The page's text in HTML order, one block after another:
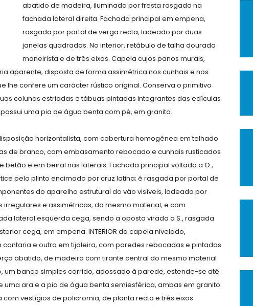
abatido de madeira, iluminada por fresta rasgada na
fachada lateral direita. Fachada principal em empena,
rasgada por portal de verga recta, ladeado por duas
janelas quadradas. No interior, retábulo de talha dourada
maneirista e de três eixos. Capela cujos panos murais,
aparente, disposta de forma assimétrica nos cunhais e nos
lhe confere um carácter rústico original. Conserva o primitivo
colunas estriadas e tábuas pintadas integrantes das edículas
uma pia de água benta com pé, em granito.
horizontalista, com cobertura homogénea em telhado
de branco, com embasamento rebocado e cunhais rusticados
e em beiral nas laterais. Fachada principal voltada a O.,
pelo plinto encimado por cruz latina; é rasgada por portal de
do aparelho estrutural do vão visíveis, ladeado por
e assimétricas, do mesmo material, e com
lateral esquerda cega, sendo a oposta virada a S., rasgada
cega, em empena. INTERIOR da capela nivelado,
e outro em tijoleira, com paredes rebocadas e pintadas
abatido, de madeira com tirante central do mesmo material
um banco simples corrido, adossado à parede, estende-se até
ara e a pia de água benta semiesférica, ambas em granito.
vestígios de policromia, de planta recta e três eixos